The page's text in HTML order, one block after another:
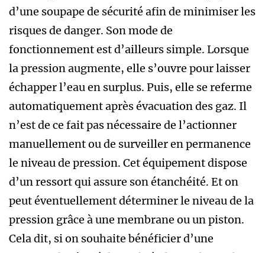
d’une soupape de sécurité afin de minimiser les
risques de danger. Son mode de
fonctionnement est d’ailleurs simple. Lorsque
la pression augmente, elle s’ouvre pour laisser
échapper l’eau en surplus. Puis, elle se referme
automatiquement après évacuation des gaz. Il
n’est de ce fait pas nécessaire de l’actionner
manuellement ou de surveiller en permanence
le niveau de pression. Cet équipement dispose
d’un ressort qui assure son étanchéité. Et on
peut éventuellement déterminer le niveau de la
pression grâce à une membrane ou un piston.
Cela dit, si on souhaite bénéficier d’une